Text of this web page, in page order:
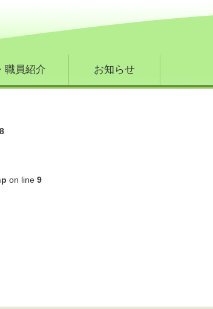
職員紹介 お知らせ
8
on line 9